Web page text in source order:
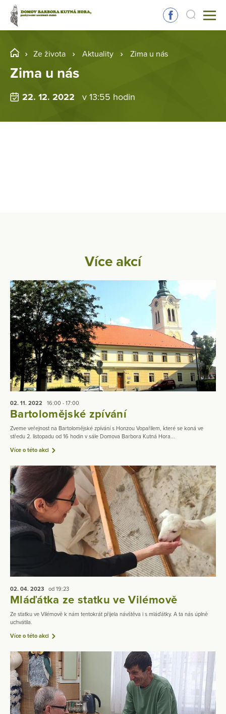
Ze života Aktuality Zima u nás
Zima u nás
22. 12. 2022 v 13:55 hodin
Více akcí
02. 11. 2022 16:00 - 17:00
Bartolomějské zpívání
Zveme veřejnost na Bartolomějské zpívání s Honzou Vopařilem, které se koná ve
středu 2. listopadu od 16 hodin v sále Domova Barbora Kutná Hora...
Více o této akci
02. 04. 2023 od 19:23
Mláďátka ze statku ve Vilémově
Ze statku ve Vilémově k nám tentokrát přijela návštěva i s mláďátky. A ta nás úplně
uchvátila.
Více o této akci